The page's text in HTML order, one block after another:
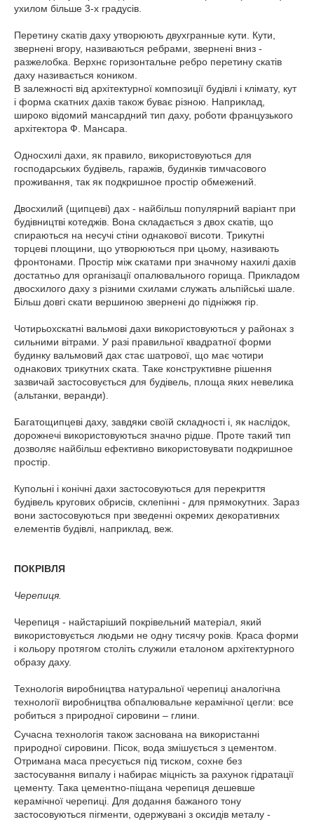
ухилом більше 3-х градусів.
Перетину скатів даху утворюють двухгранные кути. Кути,
звернені вгору, називаються ребрами, звернені вниз -
разжелобка. Верхнє горизонтальне ребро перетину скатів
даху називається коником.
В залежності від архітектурної композиції будівлі і клімату, кут
і форма скатних дахів також буває різною. Наприклад,
широко відомий мансардний тип даху, роботи французького
архітектора Ф. Мансара.
Односхилі дахи, як правило, використовуються для
господарських будівель, гаражів, будинків тимчасового
проживання, так як подкришное простір обмежений.
Двосхилий (щипцеві) дах - найбільш популярний варіант при
будівництві котеджів. Вона складається з двох скатів, що
спираються на несучі стіни однакової висоти. Трикутні
торцеві площини, що утворюються при цьому, називають
фронтонами. Простір між скатами при значному нахилі дахів
достатньо для організації опалювального горища. Прикладом
двосхилого даху з різними схилами служать альпійські шале.
Більш довгі скати вершиною звернені до підніжжя гір.
Чотирьохскатні вальмові дахи використовуються у районах з
сильними вітрами. У разі правильної квадратної форми
будинку вальмовий дах стає шатрової, що має чотири
однакових трикутних ската. Таке конструктивне рішення
зазвичай застосовується для будівель, площа яких невелика
(альтанки, веранди).
Багатощипцеві даху, завдяки своїй складності і, як наслідок,
дорожнечі використовуються значно рідше. Проте такий тип
дозволяє найбільш ефективно використовувати подкришное
простір.
Купольні і конічні дахи застосовуються для перекриття
будівель кругових обрисів, склепінні - для прямокутних. Зараз
вони застосовуються при зведенні окремих декоративних
елементів будівлі, наприклад, веж.
ПОКРІВЛЯ
Черепиця.
Черепиця - найстаріший покрівельний матеріал, який
використовується людьми не одну тисячу років. Краса форми
і кольору протягом століть служили еталоном архітектурного
образу даху.
Технологія виробництва натуральної черепиці аналогічна
технології виробництва обпалювальне керамічної цегли: все
робиться з природної сировини – глини.
Сучасна технологія також заснована на використанні
природної сировини. Пісок, вода змішується з цементом.
Отримана маса пресується під тиском, сохне без
застосування випалу і набирає міцність за рахунок гідратації
цементу. Така цементно-піщана черепиця дешевше
керамічної черепиці. Для додання бажаного тону
застосовуються пігменти, одержувані з оксидів металу -